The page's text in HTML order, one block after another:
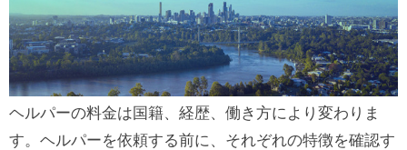
ヘルパーの料金は国籍、経歴、働き方により変わりま
す。ヘルパーを依頼する前に、それぞれの特徴を確認す